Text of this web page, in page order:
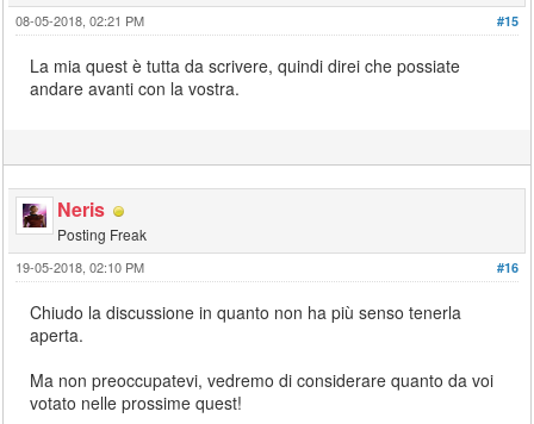
#15
08-05-2018, 02:21 PM
La mia quest è tutta da scrivere, quindi direi che possiate
andare avanti con la vostra.
Neris
Posting Freak
#16
19-05-2018, 02:10 PM
Chiudo la discussione in quanto non ha più senso tenerla
aperta.
Ma non preoccupatevi, vedremo di considerare quanto da voi
votato nelle prossime quest!